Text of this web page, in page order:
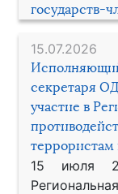
государств-
15.07.2026
секретаря
участие в
террористам
15 июля